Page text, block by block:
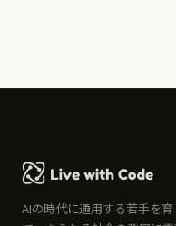
AIの時代に通用する若手を育